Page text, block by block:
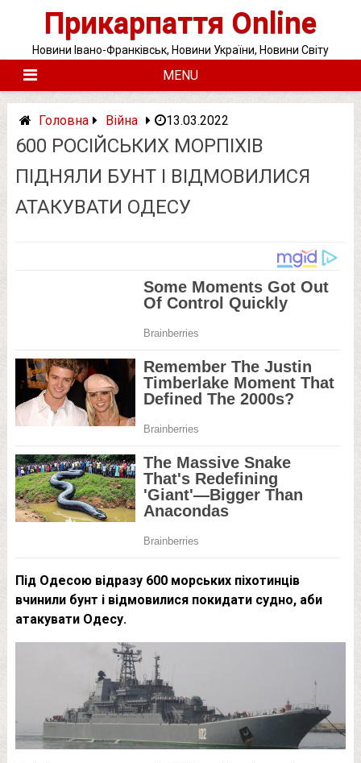
Прикарпаття Online
Новини Івано-Франківськ, Новини України, Новини Світу
MENU
Головна Війна 13.03.2022
600 РОСІЙСЬКИХ МОРПІХІВ
ПІДНЯЛИ БУНТ І ВІДМОВИЛИСЯ
АТАКУВАТИ ОДЕСУ
Під Одесою відразу 600 морських піхотинців
вчинили бунт і відмовилися покидати судно, аби
атакувати Одесу.